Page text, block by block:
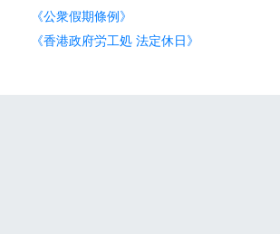
《公衆假期條例》
《香港政府労工処 法定休日》